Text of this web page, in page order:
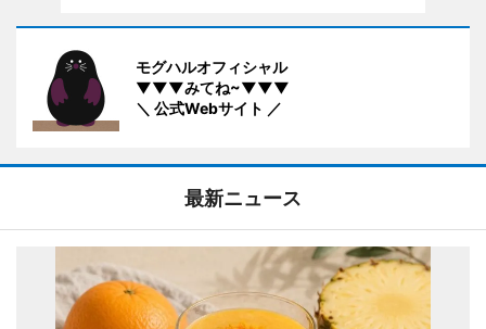
モグハルオフィシャル
▼▼▼みてね~▼▼▼
＼ 公式Webサイト ／
最新ニュース